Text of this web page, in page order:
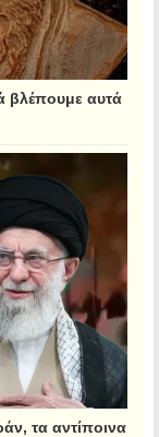
βλέπουμε αυτά
τα αντίποινα